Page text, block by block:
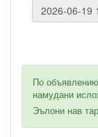
По
намудани
Эълони нав